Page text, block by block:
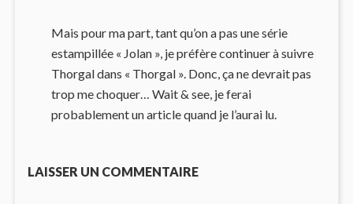
Mais pour ma part, tant qu’on a pas une série
estampillée « Jolan », je préfère continuer à suivre
Thorgal dans « Thorgal ». Donc, ça ne devrait pas
trop me choquer… Wait & see, je ferai
probablement un article quand je l’aurai lu.
LAISSER UN COMMENTAIRE